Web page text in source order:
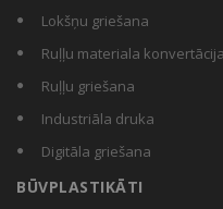
Lokšņu griešana
Ruļļu materiala konvertācija
Ruļļu griešana
Industriāla druka
Digitāla griešana
BŪVPLASTIKĀTI